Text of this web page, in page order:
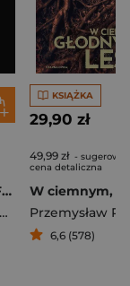
Pakiet: Anubis / Fetysz / Markiz
Przemysław Piotrowski
KSIĄŻKA
29,90 zł
49,99 zł -
cena detaliczna
6,6 (578)